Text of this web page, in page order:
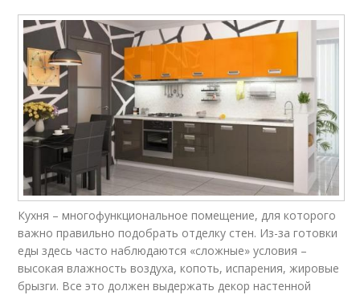
Кухня – многофункциональное помещение, для которого
важно правильно подобрать отделку стен. Из-за готовки
еды здесь часто наблюдаются «сложные» условия –
высокая влажность воздуха, копоть, испарения, жировые
брызги. Все это должен выдержать декор настенной